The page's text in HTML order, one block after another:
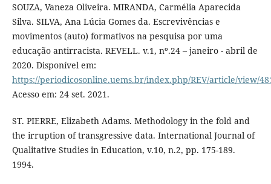
SOUZA, Vaneza Oliveira. MIRANDA, Carmélia Aparecida
Silva. SILVA, Ana Lúcia Gomes da. Escrevivências e
movimentos (auto) formativos na pesquisa por uma
educação antirracista. REVELL. v.1, nº.24 – janeiro - abril de
2020. Disponível em:
https://periodicosonline.uems.br/index.php/REV/article/view/
Acesso em: 24 set. 2021.
ST. PIERRE, Elizabeth Adams. Methodology in the fold and
the irruption of transgressive data. International Journal of
Qualitative Studies in Education, v.10, n.2, pp. 175-189.
1994.